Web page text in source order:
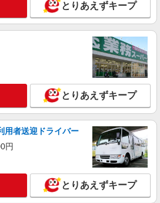
帯販売【ソフトバンク】
231500円〜256500円（経験・能力によ
記金額に時間外手当/インセンティブが加
与あり・時間外手当あり（平均残業時間：
・地域手当/職能手当あり・Workstyle支
円/月）あり・実績によりインセンティ
通費別途支給（規定あり） ゜+゜・。
゜・。○。・゜+゜ 入社祝い金10万円支
センティブ支
) ゜・。○。・゜+゜・。○。・゜+゜
県広島市南区の家電量販店
詳細を見る
モバイル】人気機種に詳しくなれる携帯
：245250円〜319150円 ＋賞与年2回＋イ
ティブ ※経験・能力による ※残業代支給
支給（規定あり） ゜+゜・。○。・゜
○。・゜+゜ 入社祝い金10万円支給(規定
県広島市南区の楽天モバイルショップ
とりあえずキープ
とりあえずキープ
用者送迎ドライバー
円
とりあえずキープ